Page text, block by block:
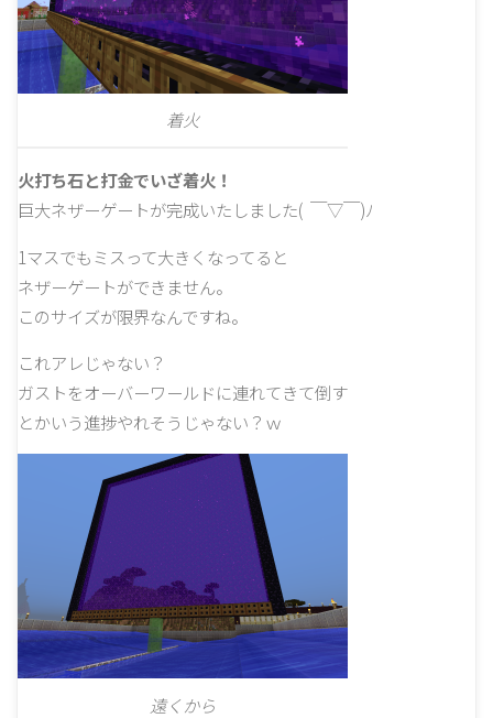
着火
火打ち石と打金でいざ着火！
巨大ネザーゲートが完成いたしました( ￣▽￣)ﾉ
1マスでもミスって大きくなってると
ネザーゲートができません。
このサイズが限界なんですね。
これアレじゃない？
ガストをオーバーワールドに連れてきて倒す
とかいう進捗やれそうじゃない？ｗ
遠くから